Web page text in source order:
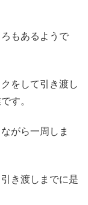
ろもあるようで
をして引き渡し
す。
がら一周しま
き渡しまでに是